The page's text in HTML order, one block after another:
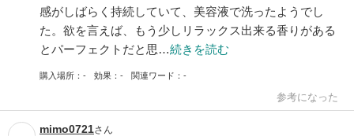
感がしばらく持続していて、美容液で洗ったようでし
た。欲を言えば、もう少しリラックス出来る香りがある
とパーフェクトだと思…続きを読む
購入場所 - 効果 - 関連ワード -
参考になった
mimo0721さん